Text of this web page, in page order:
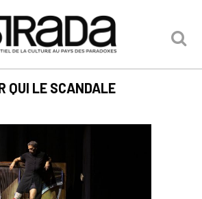
QUI LE SCANDALE